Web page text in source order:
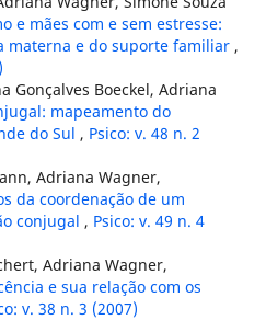
e mães com e sem estresse:
materna e do suporte familiar ,
Gonçalves Boeckel, Adriana
mapeamento do
do Sul , Psico: v. 48 n. 2
Adriana Wagner,
da coordenação de um
conjugal , Psico: v. 49 n. 4
Adriana Wagner,
e sua relação com os
v. 38 n. 3 (2007)